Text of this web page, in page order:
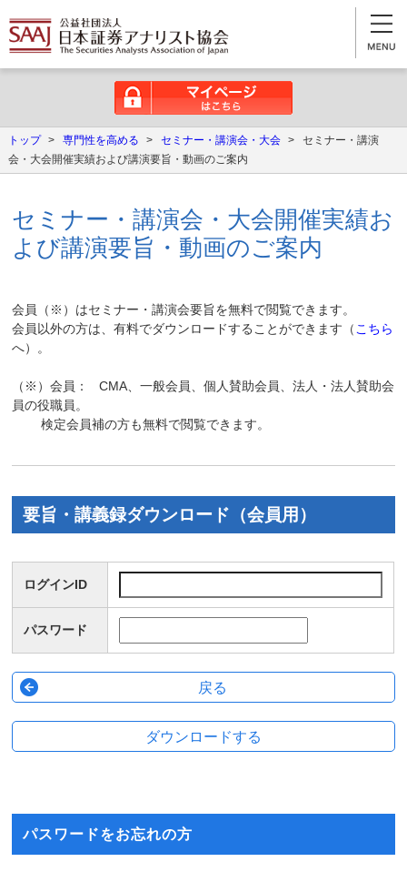
トップ > 専門性を高める > セミナー・講演会・大会 >
セミナー・講演
会・大会開催実績および講演要旨・動画のご案内
セミナー・講演会・大会開催実績お
よび講演要旨・動画のご案内
会員（※）はセミナー・講演会要旨を無料で閲覧できます。
会員以外の方は、有料でダウンロードすることができます（ こちら
へ）。
（※）会員： CMA、一般会員、個人賛助会員、法人・法人賛助会
員の役職員。
検定会員補の方も無料で閲覧できます。
要旨・講義録ダウンロード（会員用）
ログインID
パスワード
パスワードをお忘れの方